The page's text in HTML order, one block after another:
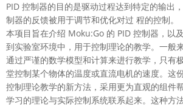
PID 控制器的目的是驱动过程达到特定的输出
制器的反馈被用于调节和优化对过 程的控制。
本项目旨在介绍 Moku:Go 的 PID 控制器，以
到实验室环境中，用于控制理论的教学。一般
通过严谨的数学模型和计算来进行教学，只有
堂控制某个物体的温度或直流电机的速度。这
控制理论教学的新方法，采用更为直观的组件
学习的理论与实际控制系统联系起来。这种方